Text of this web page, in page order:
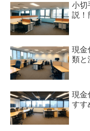
小切
説！
現金
類と
現金
すす